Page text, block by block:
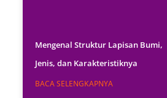
Mengenal Struktur Lapisan Bumi,
Jenis, dan Karakteristiknya
BACA SELENGKAPNYA